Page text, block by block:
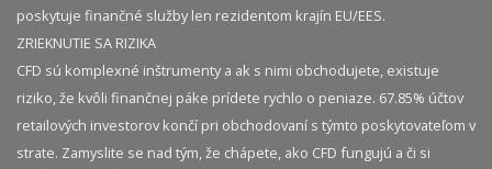
poskytuje finančné služby len rezidentom krajín EU/EES.
ZRIEKNUTIE SA RIZIKA
CFD sú komplexné inštrumenty a ak s nimi obchodujete, existuje
riziko, že kvôli finančnej páke prídete rychlo o peniaze. 67.85% účtov
retailových investorov končí pri obchodovaní s týmto poskytovateľom v
strate. Zamyslite se nad tým, že chápete, ako CFD fungujú a či si